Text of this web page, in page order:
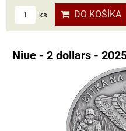
ks DO KOŠÍKA
Niue - 2 dollars -